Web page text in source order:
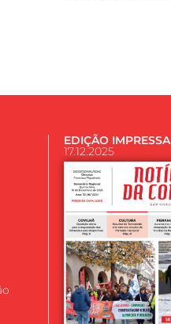
EDIÇÃO IMPRESSA
17.12.2025